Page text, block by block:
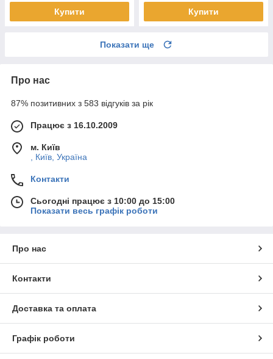
Купити Купити
Показати ще
Про нас
87% позитивних з 583 відгуків за рік
Працює з 16.10.2009
м. Київ
, Київ, Україна
Контакти
Сьогодні працює з 10:00 до 15:00
Показати весь графік роботи
Про нас
Контакти
Доставка та оплата
Графік роботи